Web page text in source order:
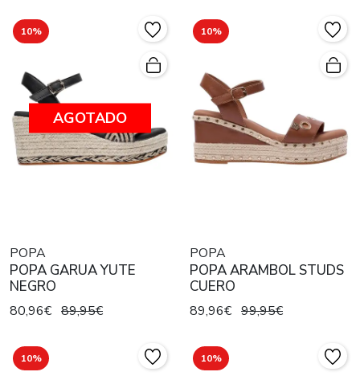
10%
AGOTADO
POPA
POPA GARUA YUTE
NEGRO
80,96€ 89,95€
10%
POPA
POPA ARAMBOL STUDS
CUERO
89,96€ 99,95€
10% 10%